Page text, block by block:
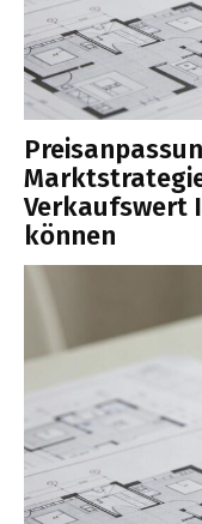
Verkaufswert
können